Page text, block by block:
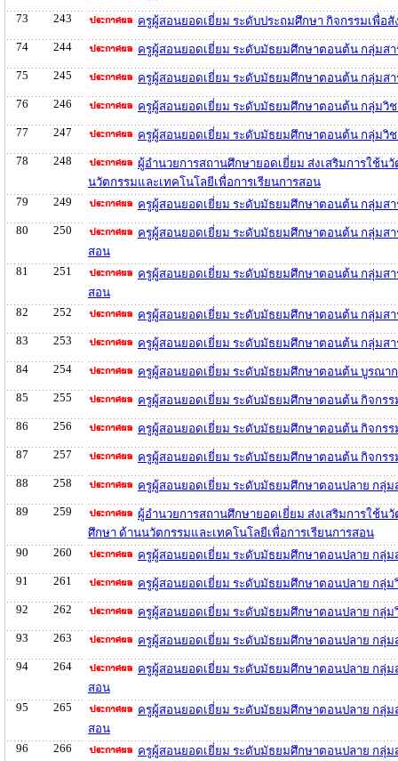
73
243
ครูผู้สอนยอดเยี่ยม ระดับประถมศึกษา กิจกรรมเพื่อ
74
244
ครูผู้สอนยอดเยี่ยม ระดับมัธยมศึกษาตอนต้น กลุ่มสา
75
245
ครูผู้สอนยอดเยี่ยม ระดับมัธยมศึกษาตอนต้น กลุ่มส
76
246
ครูผู้สอนยอดเยี่ยม ระดับมัธยมศึกษาตอนต้น กลุ่มวิ
77
247
ครูผู้สอนยอดเยี่ยม ระดับมัธยมศึกษาตอนต้น กลุ่มวิ
78
248
ผู้อำนวยการสถานศึกษายอดเยี่ยม ส่งเสริมการใช้น
นวัตกรรมและเทคโนโลยีเพื่อการเรียนการสอน
79
249
ครูผู้สอนยอดเยี่ยม ระดับมัธยมศึกษาตอนต้น กลุ่มสา
80
250
ครูผู้สอนยอดเยี่ยม ระดับมัธยมศึกษาตอนต้น กลุ่มสา
สอน
81
251
ครูผู้สอนยอดเยี่ยม ระดับมัธยมศึกษาตอนต้น กลุ่มสา
สอน
82
252
ครูผู้สอนยอดเยี่ยม ระดับมัธยมศึกษาตอนต้น กลุ่มสา
83
253
ครูผู้สอนยอดเยี่ยม ระดับมัธยมศึกษาตอนต้น กลุ่มสา
84
254
ครูผู้สอนยอดเยี่ยม ระดับมัธยมศึกษาตอนต้น บูรณา
85
255
ครูผู้สอนยอดเยี่ยม ระดับมัธยมศึกษาตอนต้น กิจกร
86
256
ครูผู้สอนยอดเยี่ยม ระดับมัธยมศึกษาตอนต้น กิจกร
87
257
ครูผู้สอนยอดเยี่ยม ระดับมัธยมศึกษาตอนต้น กิจกร
88
258
ครูผู้สอนยอดเยี่ยม ระดับมัธยมศึกษาตอนปลาย กลุ่ม
89
259
ผู้อำนวยการสถานศึกษายอดเยี่ยม ส่งเสริมการใช้น
ศึกษา ด้านนวัตกรรมและเทคโนโลยีเพื่อการเรียนการสอน
90
260
ครูผู้สอนยอดเยี่ยม ระดับมัธยมศึกษาตอนปลาย กลุ่ม
91
261
ครูผู้สอนยอดเยี่ยม ระดับมัธยมศึกษาตอนปลาย กลุ่ม
92
262
ครูผู้สอนยอดเยี่ยม ระดับมัธยมศึกษาตอนปลาย กลุ่ม
93
263
ครูผู้สอนยอดเยี่ยม ระดับมัธยมศึกษาตอนปลาย กลุ่ม
94
264
ครูผู้สอนยอดเยี่ยม ระดับมัธยมศึกษาตอนปลาย กลุ่ม
สอน
95
265
ครูผู้สอนยอดเยี่ยม ระดับมัธยมศึกษาตอนปลาย กลุ่ม
สอน
96
266 ครูผู้สอนยอดเยี่ยม ระดับมัธยมศึกษาตอนปลาย กลุ่ม